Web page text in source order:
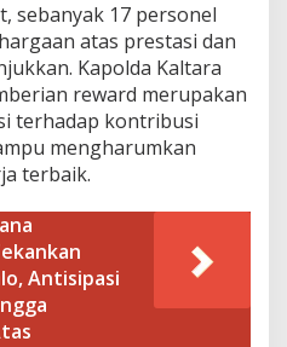
sebanyak 17 personel
atas prestasi dan
Kapolda Kaltara
reward merupakan
terhadap kontribusi
mengharumkan
terbaik.
Antisipasi